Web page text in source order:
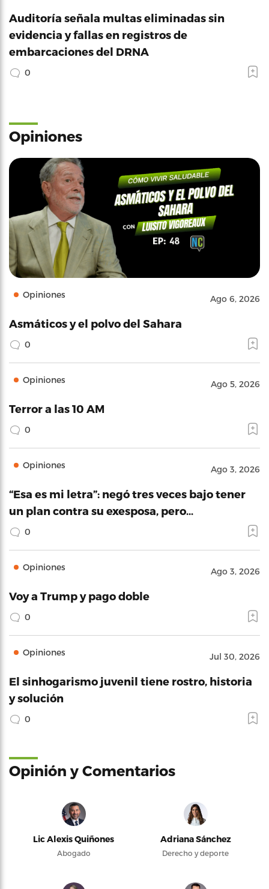
Auditoría señala multas eliminadas sin
evidencia y fallas en registros de
embarcaciones del DRNA
0
Opiniones
Opiniones Ago 6, 2026
Asmáticos y el polvo del Sahara
0
Opiniones Ago 5, 2026
Terror a las 10 AM
0
Opiniones Ago 3, 2026
“Esa es mi letra”: negó tres veces bajo tener
un plan contra su exesposa, pero…
0
Opiniones Ago 3, 2026
Voy a Trump y pago doble
0
Opiniones Jul 30, 2026
El sinhogarismo juvenil tiene rostro, historia
y solución
0
Opinión y Comentarios
Lic Alexis Quiñones
Abogado
Adriana Sánchez
Derecho y deporte